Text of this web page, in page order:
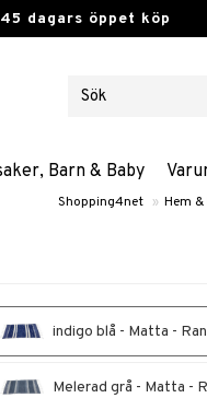
45 dagars öppet köp
Barn & Baby
Shopping4net » Hem
indigo blå - Matta -
Melerad grå - Matta -